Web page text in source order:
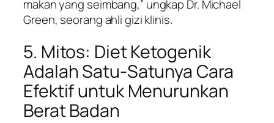
makan yang seimbang,” ungkap Dr. Michael
Green, seorang ahli gizi klinis.
5. Mitos: Diet Ketogenik
Adalah Satu-Satunya Cara
Efektif untuk Menurunkan
Berat Badan